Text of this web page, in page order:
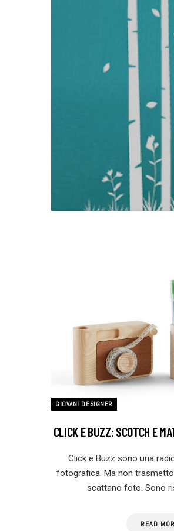
GIOVANI DESIGNER
CLICK E BUZZ: SCOTCH E
Click e Buzz sono una
fotografica. Ma non
scattano foto. Sono
READ